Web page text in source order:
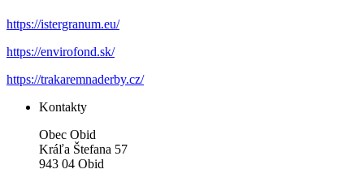
https://istergranum.eu/
https://envirofond.sk/
https://trakaremnaderby.cz/
Kontakty
Obec Obid
Kráľa Štefana 57
943 04 Obid